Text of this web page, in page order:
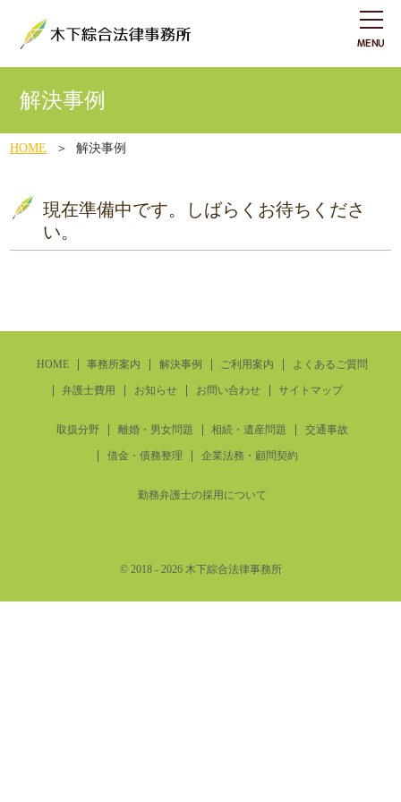
解決事例
HOME 解決事例
現在準備中です。しばらくお待ちくださ
い。
HOME 事務所案内 解決事例 ご利用案内 よくあるご質問
弁護士費用 お知らせ お問い合わせ サイトマップ
取扱分野 離婚・男女問題 相続・遺産問題 交通事故
借金・債務整理 企業法務・顧問契約
勤務弁護士の採用について
© 2018 - 2026 木下綜合法律事務所